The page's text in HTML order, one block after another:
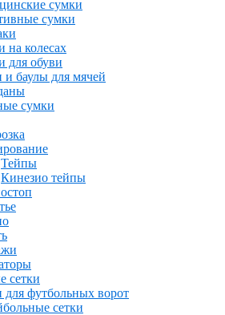
сумки
сумки
на колесах
для обуви
и баулы для мячей
сумки
Тейпы
Кинезио тейпы
сетки
для футбольных ворот
сетки